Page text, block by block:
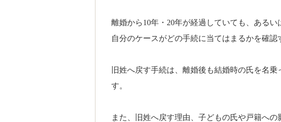
離婚から10年・20年が経過していても、ある
自分のケースがどの手続に当てはまるかを確認
旧姓へ戻す手続は、離婚後も結婚時の氏を名
す。
また、旧姓へ戻す理由、子どもの氏や戸籍へ